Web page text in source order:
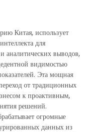
Китая, использует
для
аналитических выводов,
видимостью
Эта мощная
от традиционных
к проактивным,
решений.
огромные
данных из